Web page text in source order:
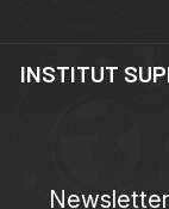
INSTITUT
Newsletter